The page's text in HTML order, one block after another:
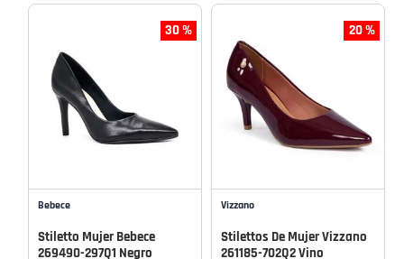
30 %
Bebece
Stiletto Mujer Bebece
269490-297Q1 Negro
20 %
Vizzano
Stilettos De Mujer Vizzano
261185-702Q2 Vino